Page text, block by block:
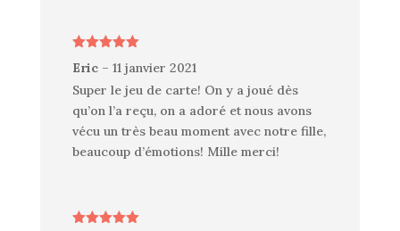
5
Eric – 11 janvier 2021
Super le jeu de carte! On y a joué dès
qu’on l’a reçu, on a adoré et nous avons
vécu un très beau moment avec notre fille,
beaucoup d’émotions! Mille merci!